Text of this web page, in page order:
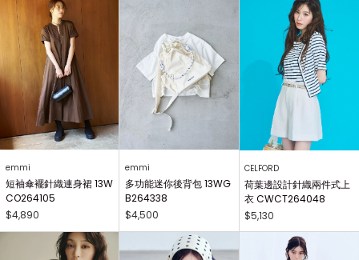
emmi
短袖傘襬針織連身裙 13W
CO264105
$4,890
emmi
多功能迷你後背包 13WG
B264338
$4,500
CELFORD
荷葉邊設計針織兩件式上
衣 CWCT264048
$5,130